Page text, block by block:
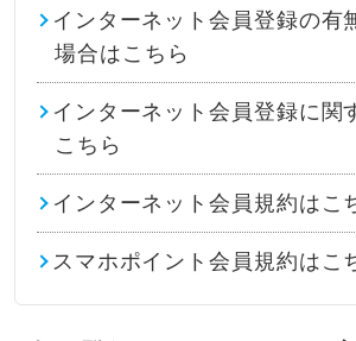
インターネット会員登録の有
場合はこちら
インターネット会員登録に関
こちら
インターネット会員規約はこ
スマホポイント会員規約はこ